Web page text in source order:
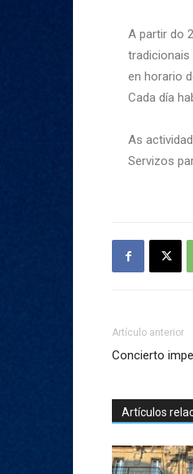
A partir do
tradicionais
en horario
Cada día
As
Servizos
Artículo anterior
Concierto
Artículos